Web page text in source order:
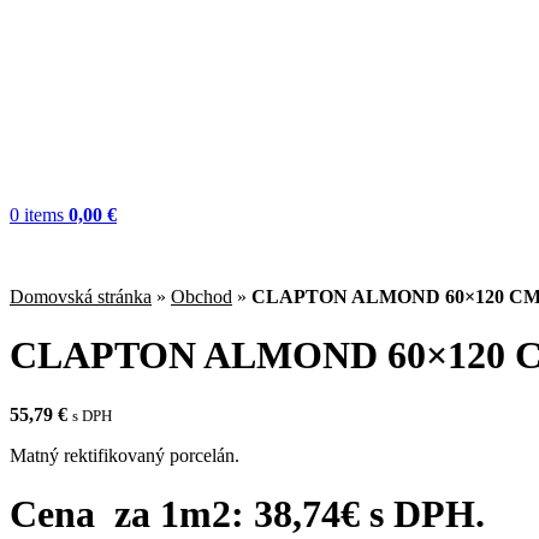
0 items 0,00 €
Domovská stránka » Obchod » CLAPTON ALMOND 60×120
CLAPTON ALMOND 60×120
55,79 € s DPH
Matný rektifikovaný porcelán.
Cena za 1m2: 38,74€ s DPH.